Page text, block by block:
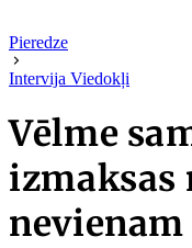
Pieredze
Intervija Viedokļi
Vēlme
izmaksas
nevienam